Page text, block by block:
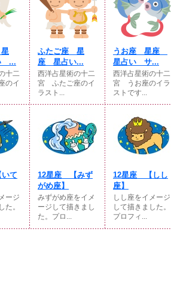
...
十二
のイ
ふたご座 星
座 星占い...
西洋占星術の十二
宮 ふたご座のイ
ラスト...
うお座 星座
星占い サ...
西洋占星術の十二
宮 うお座のイラ
ストです...
て
ージ
た。
12星座 【みず
がめ座】
みずがめ座をイメ
ージして描きまし
た。プロ...
12星座 【しし
座】
しし座をイメージ
して描きました。
プロフィ...